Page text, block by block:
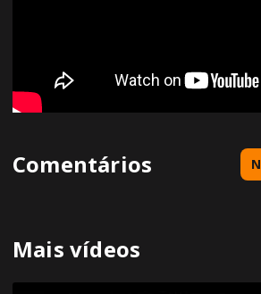
Mais vídeos
Comentários